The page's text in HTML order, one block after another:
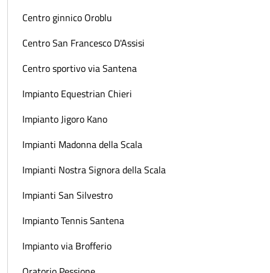
Centro ginnico Oroblu
Centro San Francesco D'Assisi
Centro sportivo via Santena
Impianto Equestrian Chieri
Impianto Jigoro Kano
Impianti Madonna della Scala
Impianti Nostra Signora della Scala
Impianti San Silvestro
Impianto Tennis Santena
Impianto via Brofferio